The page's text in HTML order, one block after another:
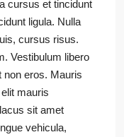
cursus et tincidunt
ligula. Nulla
cursus risus.
Vestibulum libero
non eros. Mauris
mauris
sit amet
vehicula,